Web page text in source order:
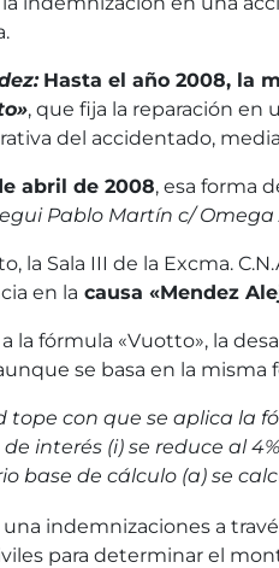
Hasta el año 2008, la
, que fija la reparación en
del accidentado,
abril de 2008, esa forma
Pablo Martín c/ Omega
la Sala III de la Excma.
en la causa «Mendez
la fórmula «Vuotto», la
se basa en la
tope con que se aplica la
interés (i) se reduce al
base de cálculo (a) se
indemnizaciones a
para determinar el